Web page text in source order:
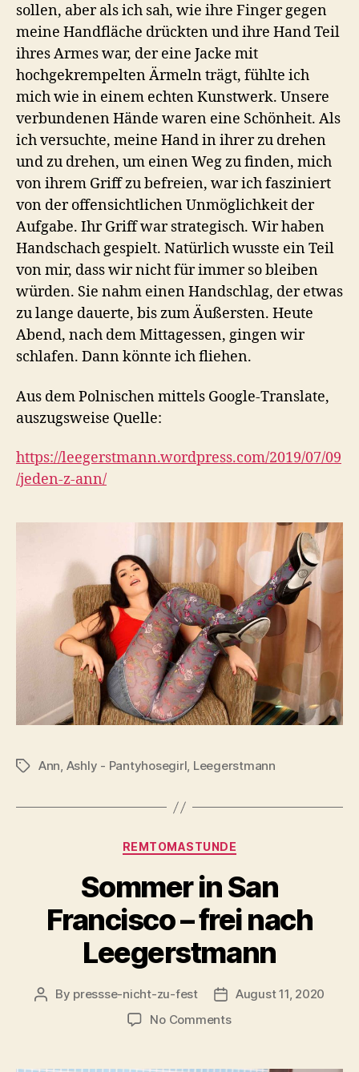
sollen, aber als ich sah, wie ihre Finger gegen
meine Handfläche drückten und ihre Hand Teil
ihres Armes war, der eine Jacke mit
hochgekrempelten Ärmeln trägt, fühlte ich
mich wie in einem echten Kunstwerk. Unsere
verbundenen Hände waren eine Schönheit. Als
ich versuchte, meine Hand in ihrer zu drehen
und zu drehen, um einen Weg zu finden, mich
von ihrem Griff zu befreien, war ich fasziniert
von der offensichtlichen Unmöglichkeit der
Aufgabe. Ihr Griff war strategisch. Wir haben
Handschach gespielt. Natürlich wusste ein Teil
von mir, dass wir nicht für immer so bleiben
würden. Sie nahm einen Handschlag, der etwas
zu lange dauerte, bis zum Äußersten. Heute
Abend, nach dem Mittagessen, gingen wir
schlafen. Dann könnte ich fliehen.
Aus dem Polnischen mittels Google-Translate,
auszugsweise Quelle:
https://leegerstmann.wordpress.com/2019/07/09
/jeden-z-ann/
TagsAnn, Ashly - Pantyhosegirl, Leegerstmann
Categories
REMTOMASTUNDE
Sommer in San
Francisco – frei nach
Leegerstmann
Post
By pressse-nicht-zu-fest
PostAugust 11, 2020
No Commentson